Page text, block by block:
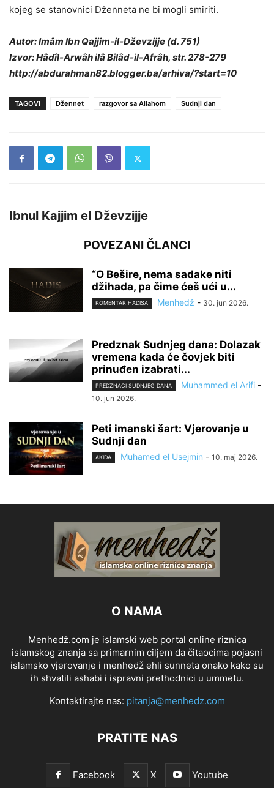
kojeg se stanovnici Dženneta ne bi mogli smiriti.
Autor: Imâm Ibn Qajjim-il-Dževzijje (d. 751)
Izvor: Hâdîl-Arwâh ilâ Bilâd-il-Afrâh, str. 278-279
http://abdurahman82.blogger.ba/arhiva/?start=10
TAGOVI Džennet razgovor sa Allahom Sudnji dan
Ibnul Kajjim el Dževzijje
POVEZANI ČLANCI
“O Bešire, nema sadake niti
džihada, pa čime ćeš ući u...
KOMENTAR HADISA Menhedž - 30. jun 2026.
Predznak Sudnjeg dana: Dolazak
vremena kada će čovjek biti
prinuđen izabrati...
PREDZNACI SUDNJEG DANA Muhammed el Arifi -
10. jun 2026.
Peti imanski šart: Vjerovanje u
Sudnji dan
AKIDA Muhamed el Usejmin - 10. maj 2026.
O NAMA
Menhedž.com je islamski web portal online riznica
islamskog znanja sa primarnim ciljem da čitaocima pojasni
islamsko vjerovanje i menhedž ehli sunneta onako kako su
ih shvatili ashabi i ispravni prethodnici u ummetu.
Kontaktirajte nas: pitanja@menhedz.com
PRATITE NAS
Facebook X Youtube